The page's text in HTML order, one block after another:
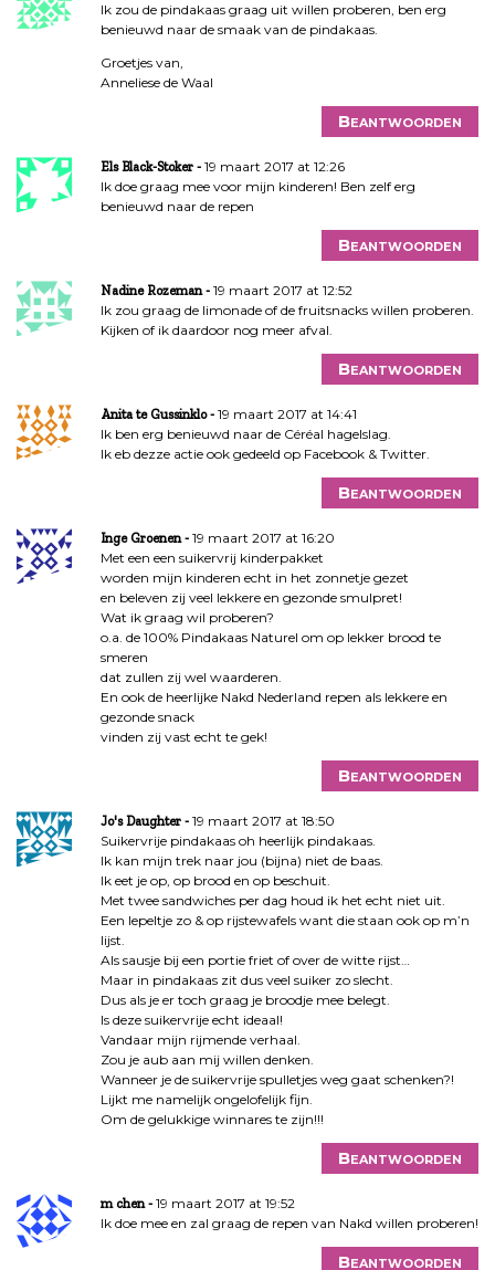
Ik zou de pindakaas graag uit willen proberen, ben erg
benieuwd naar de smaak van de pindakaas.
Groetjes van,
Anneliese de Waal
Beantwoorden
Els Black-Stoker
19 maart 2017 at 12:26
Ik doe graag mee voor mijn kinderen! Ben zelf erg
benieuwd naar de repen
Beantwoorden
Nadine Rozeman
19 maart 2017 at 12:52
Ik zou graag de limonade of de fruitsnacks willen proberen.
Kijken of ik daardoor nog meer afval.
Beantwoorden
Anita te Gussinklo
19 maart 2017 at 14:41
Ik ben erg benieuwd naar de Céréal hagelslag.
Ik eb dezze actie ook gedeeld op Facebook & Twitter.
Beantwoorden
Inge Groenen
19 maart 2017 at 16:20
Met een een suikervrij kinderpakket
worden mijn kinderen echt in het zonnetje gezet
en beleven zij veel lekkere en gezonde smulpret!
Wat ik graag wil proberen?
o.a. de 100% Pindakaas Naturel om op lekker brood te
smeren
dat zullen zij wel waarderen.
En ook de heerlijke Nakd Nederland repen als lekkere en
gezonde snack
vinden zij vast echt te gek!
Beantwoorden
Jo's Daughter
19 maart 2017 at 18:50
Suikervrije pindakaas oh heerlijk pindakaas.
Ik kan mijn trek naar jou (bijna) niet de baas.
Ik eet je op, op brood en op beschuit.
Met twee sandwiches per dag houd ik het echt niet uit.
Een lepeltje zo & op rijstewafels want die staan ook op m’n
lijst.
Als sausje bij een portie friet of over de witte rijst…
Maar in pindakaas zit dus veel suiker zo slecht.
Dus als je er toch graag je broodje mee belegt.
Is deze suikervrije echt ideaal!
Vandaar mijn rijmende verhaal.
Zou je aub aan mij willen denken.
Wanneer je de suikervrije spulletjes weg gaat schenken?!
Lijkt me namelijk ongelofelijk fijn.
Om de gelukkige winnares te zijn!!!
Beantwoorden
m chen
19 maart 2017 at 19:52
Ik doe mee en zal graag de repen van Nakd willen proberen!
Beantwoorden